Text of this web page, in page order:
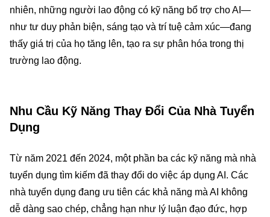
nhiên, những người lao động có kỹ năng bổ trợ cho AI—
như tư duy phản biện, sáng tạo và trí tuệ cảm xúc—đang
thấy giá trị của họ tăng lên, tạo ra sự phân hóa trong thị
trường lao động.
Nhu Cầu Kỹ Năng Thay Đổi Của Nhà Tuyển
Dụng
Từ năm 2021 đến 2024, một phần ba các kỹ năng mà nhà
tuyển dụng tìm kiếm đã thay đổi do việc áp dụng AI. Các
nhà tuyển dụng đang ưu tiên các khả năng mà AI không
dễ dàng sao chép, chẳng hạn như lý luận đạo đức, hợp